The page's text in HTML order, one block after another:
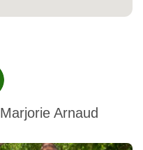
Marjorie Arnaud